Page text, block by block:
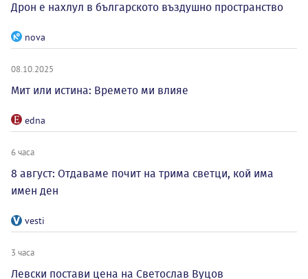
Дрон е нахлул в българското въздушно пространство
nova
08.10.2025
Мит или истина: Времето ми влияе
edna
6 часа
8 август: Отдаваме почит на трима светци, кой има
имен ден
vesti
3 часа
Левски постави цена на Светослав Вуцов